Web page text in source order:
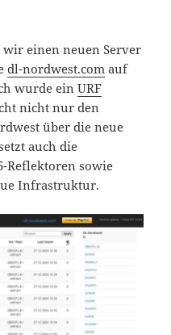
wir einen neuen Server
dl-nordwest.com auf
wurde einURF
nicht nur den
über die neue
auch die
Reflektoren sowie
Infrastruktur.